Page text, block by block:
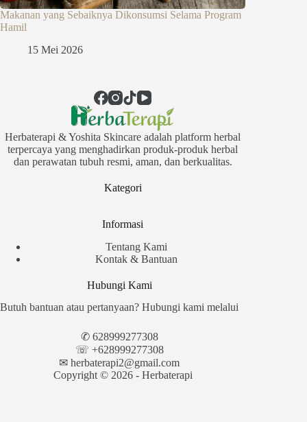
Makanan yang Sebaiknya Dikonsumsi Selama Program
Hamil
15 Mei 2026
Herbaterapi & Yoshita Skincare adalah platform herbal
terpercaya yang menghadirkan produk-produk herbal
dan perawatan tubuh resmi, aman, dan berkualitas.
Kategori
Informasi
Tentang Kami
Kontak & Bantuan
Hubungi Kami
Butuh bantuan atau pertanyaan? Hubungi kami melalui
✆ 628999277308
☏ +628999277308
✉︎ herbaterapi2@gmail.com
Copyright © 2026 - Herbaterapi